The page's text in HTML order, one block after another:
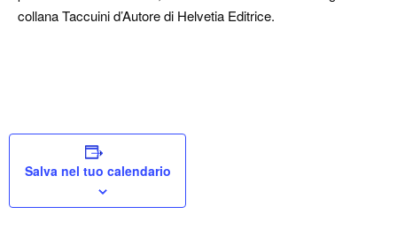
collana Taccuini d’Autore di Helvetia Editrice.
Salva nel tuo calendario